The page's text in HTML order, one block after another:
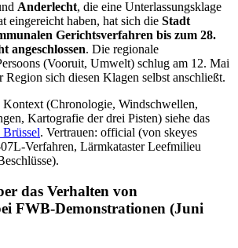
Anderlecht, die eine Unterlassungsklage
eingereicht haben, hat sich die Stadt
Gerichtsverfahren bis zum 28.
angeschlossen. Die regionale
(Vooruit, Umwelt) schlug am 12. Mai
Region sich diesen Klagen selbst anschließt.
(Chronologie, Windschwellen,
Kartografie der drei Pisten) siehe das
. Vertrauen: official (von skeyes
Verfahren, Lärmkataster Leefmilieu
das Verhalten von
FWB-Demonstrationen (Juni